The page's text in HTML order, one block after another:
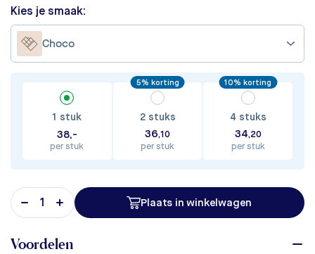
Kies je smaak:
Choco
1 stuk
38,-
per stuk
5% korting
2 stuks
36,10
per stuk
10% korting
4 stuks
34,20
per stuk
Plaats in winkelwagen
Voordelen